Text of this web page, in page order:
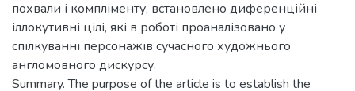
похвали і компліменту, встановлено диференційні
іллокутивні цілі, які в роботі проаналізовано у
спілкуванні персонажів сучасного художнього
англомовного дискурсу.
Summary. The purpose of the article is to establish the